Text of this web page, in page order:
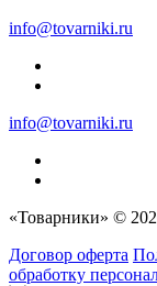
info@tovarniki.ru
info@tovarniki.ru
«Товарники» ©
Договор оферта
обработку